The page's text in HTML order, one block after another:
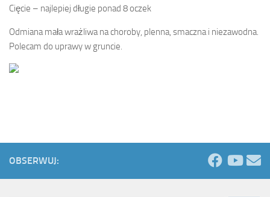
Cięcie – najlepiej długie ponad 8 oczek
Odmiana mała wrażliwa na choroby, plenna, smaczna i niezawodna.
Polecam do uprawy w gruncie.
OBSERWUJ: